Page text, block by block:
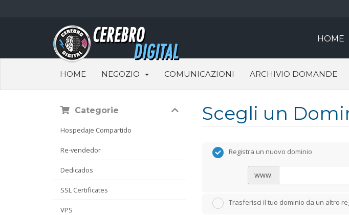
HOME
HOME NEGOZIO COMUNICAZIONI ARCHIVIO DOMANDE
Scegli un
Categorie
Hospedaje Compartido
Re-vendedor
Dedicados
SSL Certificates
VPS
Registra un nuovo dominio
www.
Trasferisci il tuo dominio da un altro